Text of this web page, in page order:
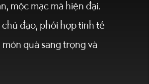
mộc mạc mà hiện đại.
chủ đạo, phối hợp tinh tế
quà sang trọng và